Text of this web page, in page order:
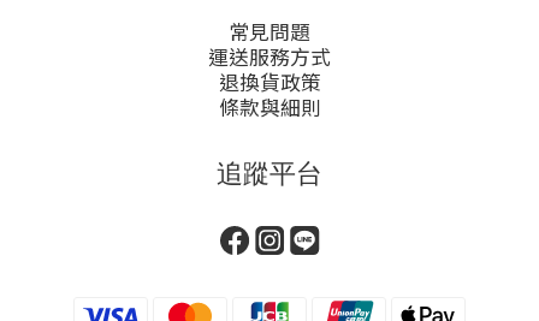
常見問題
運送服務方式
退換貨政策
條款與細則
追蹤平台